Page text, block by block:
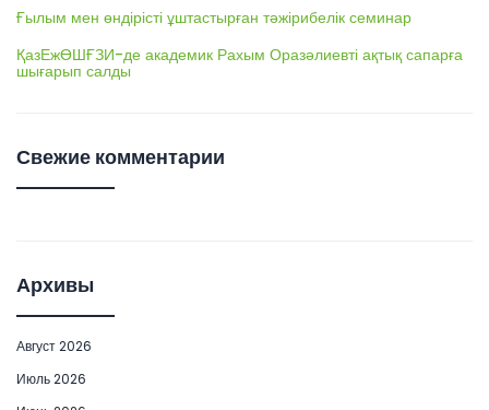
Ғылым мен өндірісті ұштастырған тәжірибелік семинар
ҚазЕжӨШҒЗИ-де академик Рахым Оразәлиевті ақтық сапарға
шығарып салды
Свежие комментарии
Архивы
Август 2026
Июль 2026